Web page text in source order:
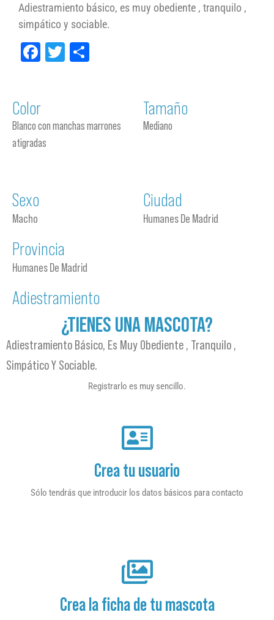
Adiestramiento básico, es muy obediente , tranquilo ,
simpático y sociable.
Facebook
Twitter
Color
Blanco con manchas marrones
atigradas
Tamaño
Mediano
Sexo
Macho
Ciudad
Humanes De Madrid
Provincia
Humanes De Madrid
Adiestramiento
¿TIENES UNA MASCOTA?
Adiestramiento Básico, Es Muy Obediente , Tranquilo ,
Simpático Y Sociable.
Registrarlo es muy sencillo.
Crea tu usuario
Sólo tendrás que introducir los datos básicos para contacto
Crea la ficha de tu mascota